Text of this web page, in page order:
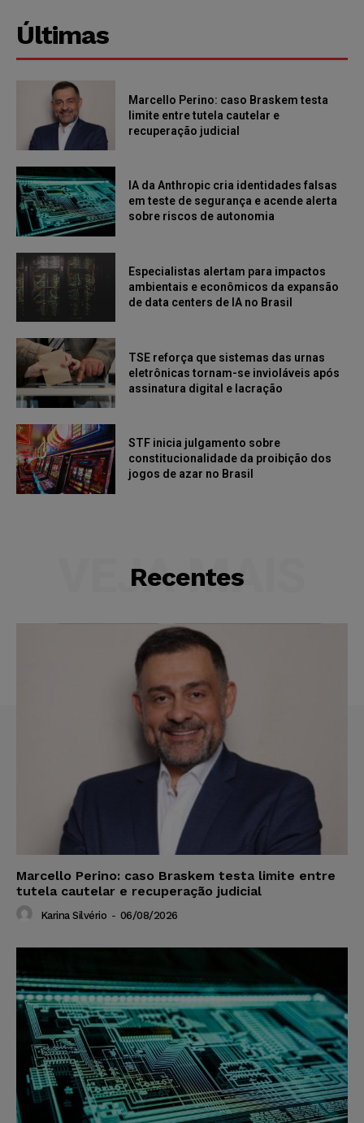
Últimas
Marcello Perino: caso Braskem testa
limite entre tutela cautelar e
recuperação judicial
IA da Anthropic cria identidades falsas
em teste de segurança e acende alerta
sobre riscos de autonomia
Especialistas alertam para impactos
ambientais e econômicos da expansão
de data centers de IA no Brasil
TSE reforça que sistemas das urnas
eletrônicas tornam-se invioláveis após
assinatura digital e lacração
STF inicia julgamento sobre
constitucionalidade da proibição dos
jogos de azar no Brasil
Recentes
VEJA MAIS
Marcello Perino: caso Braskem testa limite entre
tutela cautelar e recuperação judicial
Karina Silvério - 06/08/2026